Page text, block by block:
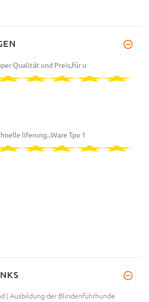
Qualität und Preis,für u
liferung...Ware Tpo 1
Frauchen hat mir den Maul
| Ausbildung der Blindenführhunde